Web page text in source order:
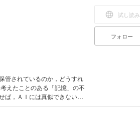
管されているのか，どうすれ
えたことのある「記憶」の不
ば，ＡＩには真似できない
まちがえる脳』の著者が平易
試し読み
フォロー